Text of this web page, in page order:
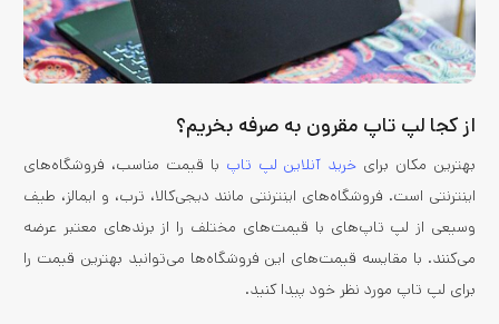
از کجا لپ تاپ مقرون به صرفه بخریم؟
بهترین مکان برای خرید آنلاین لپ تاپ با قیمت مناسب، فروشگاه‌های
اینترنتی است. فروشگاه‌های اینترنتی مانند دیجی‌کالا، ترب، و ایمالز، طیف
وسیعی از لپ تاپ‌های با قیمت‌های مختلف را از برندهای معتبر عرضه
می‌کنند. با مقایسه قیمت‌های این فروشگاه‌ها می‌توانید بهترین قیمت را
برای لپ تاپ مورد نظر خود پیدا کنید.